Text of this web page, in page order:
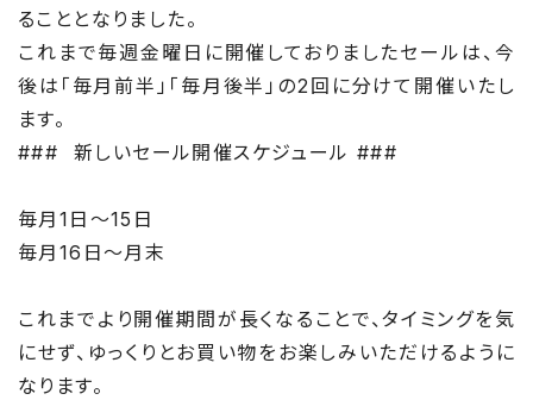
ることとなりました。
これまで毎週金曜日に開催しておりましたセールは、今
後は「毎月前半」「毎月後半」の2回に分けて開催いたし
ます。
### 新しいセール開催スケジュール ###
毎月1日〜15日
毎月16日〜月末
これまでより開催期間が長くなることで、タイミングを気
にせず、ゆっくりとお買い物をお楽しみいただけるように
なります。